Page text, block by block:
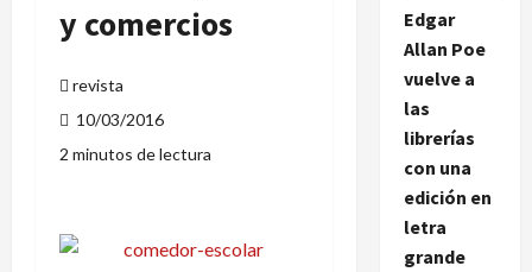
y comercios
revista
10/03/2016
2 minutos de lectura
Edgar
Allan Poe
vuelve a
las
librerías
con una
edición en
letra
grande